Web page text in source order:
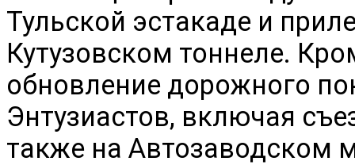
Тульской эстакаде и
Кутузовском тоннеле.
обновление дорожного
Энтузиастов, включая
также на Автозаводском